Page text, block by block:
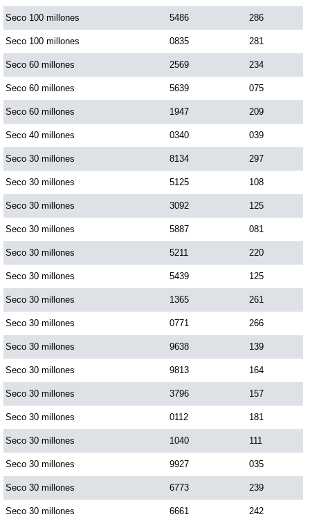
Dorado Noche
Fantástica Día
Fantástica Noche
Motilon Tarde
Motilon Noche
Paisita Día
Paisita Noche
Paisita 3
Pick 3 Día
Pick 3 Noche
Pick 4 Día
Pick 4 Noche
Seco 100 millones 5486 286
Seco 100 millones 0835 281
Seco 60 millones 2569 234
Seco 60 millones 5639 075
Seco 60 millones 1947 209
Seco 40 millones 0340 039
Seco 30 millones 8134 297
Seco 30 millones 5125 108
Seco 30 millones 3092 125
Seco 30 millones 5887 081
Seco 30 millones 5211 220
Seco 30 millones 5439 125
Seco 30 millones 1365 261
Seco 30 millones 0771 266
Seco 30 millones 9638 139
Seco 30 millones 9813 164
Seco 30 millones 3796 157
Seco 30 millones 0112 181
Seco 30 millones 1040 111
Seco 30 millones 9927 035
Seco 30 millones 6773 239
Seco 30 millones 6661 242